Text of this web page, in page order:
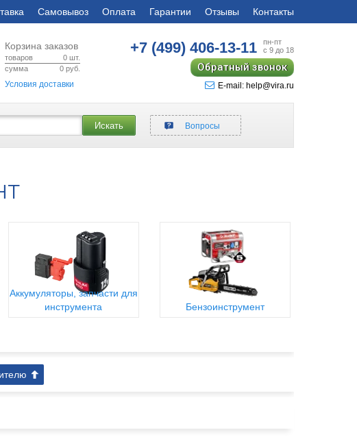
Самовывоз Оплата Гарантии Отзывы Контакты
Корзина заказов
товаров 0 шт.
сумма
0 руб.
Условия доставки
+7 (499)406-13-11
пн-пт
с 9 до 18
Обратный звонок
E-mail: help@vira.ru
Искать Вопросы
Аккумуляторы, запчасти для
инструмента
Бензоинструмент